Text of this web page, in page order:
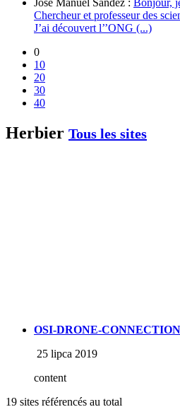
José Manuel Sández : Bonjour,
Chercheur et professeur des
J’ai découvert l’’ONG (...)
0
10
20
30
40
Herbier Tous les sites
OSI-DRONE-CONNECTION
25 lipca 2019
content
19 sites référencés au total